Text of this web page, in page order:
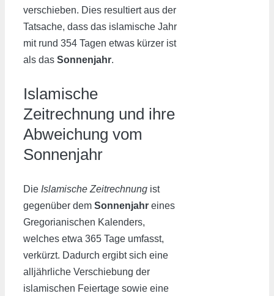
verschieben. Dies resultiert aus der
Tatsache, dass das islamische Jahr
mit rund 354 Tagen etwas kürzer ist
als das Sonnenjahr.
Islamische
Zeitrechnung und ihre
Abweichung vom
Sonnenjahr
Die Islamische Zeitrechnung ist
gegenüber dem Sonnenjahr eines
Gregorianischen Kalenders,
welches etwa 365 Tage umfasst,
verkürzt. Dadurch ergibt sich eine
alljährliche Verschiebung der
islamischen Feiertage sowie eine